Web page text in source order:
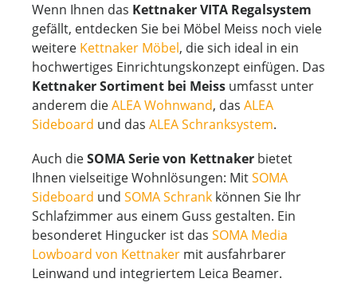
Wenn Ihnen das Kettnaker VITA Regalsystem
gefällt, entdecken Sie bei Möbel Meiss noch viele
weitere Kettnaker Möbel, die sich ideal in ein
hochwertiges Einrichtungskonzept einfügen. Das
Kettnaker Sortiment bei Meiss umfasst unter
anderem dieALEA Wohnwand, das ALEA
Sideboard und das ALEA Schranksystem.
Auch dieSOMA Serie von Kettnaker bietet
Ihnen vielseitige Wohnlösungen: MitSOMA
Sideboard und SOMA Schrank können Sie Ihr
Schlafzimmer aus einem Guss gestalten. Ein
besonderet Hingucker ist das SOMA Media
Lowboard von Kettnaker mit ausfahrbarer
Leinwand und integriertem Leica Beamer.